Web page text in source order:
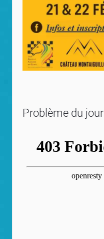
Problème du jour